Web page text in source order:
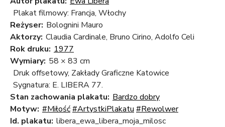
Plakat filmowy: Francja, Włochy
Reżyser: Bolognini Mauro
Aktorzy: Claudia Cardinale, Bruno Cirino, Adolfo Celi
Rok druku: 1977
Wymiary: 58 × 83 cm
Druk offsetowy, Zakłady Graficzne Katowice
Sygnatura: E. LIBERA 77.
Stan zachowania plakatu: Bardzo dobry
Motyw: #Miłość#ArtystkiPlakatu #Rewolwer
Id. plakatu: libera_ewa_libera_moja_milosc